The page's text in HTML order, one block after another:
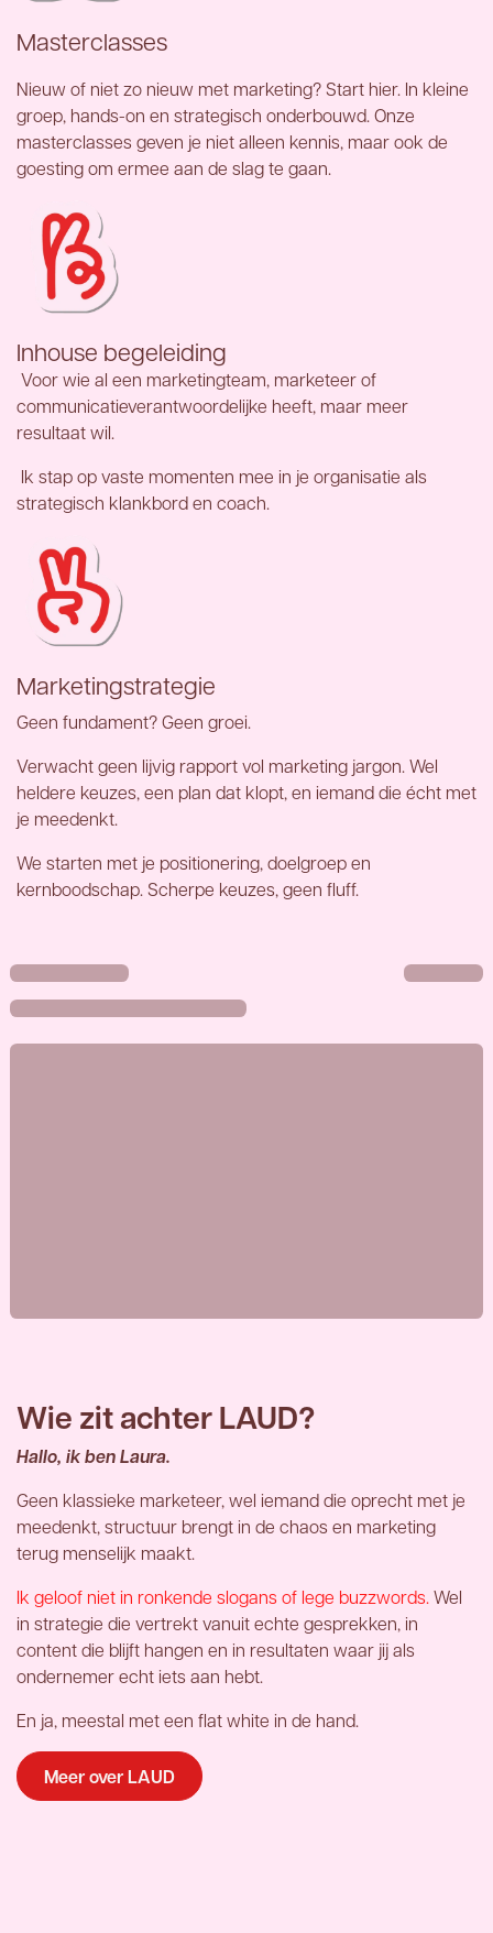
Masterclasses
Nieuw of niet zo nieuw met marketing? Start hier. In kleine
groep, hands-on en strategisch onderbouwd. Onze
masterclasses geven je niet alleen kennis, maar ook de
goesting om ermee aan de slag te gaan.
Inhouse begeleiding
Voor wie al een marketingteam, marketeer of
communicatieverantwoordelijke heeft, maar meer
resultaat wil.
Ik stap op vaste momenten mee in je organisatie als
strategisch klankbord en coach.
Marketingstrategie
Geen fundament? Geen groei.
Verwacht geen lijvig rapport vol marketing jargon. Wel
heldere keuzes, een plan dat klopt, en iemand die écht met
je meedenkt.
We starten met je positionering, doelgroep en
kernboodschap. Scherpe keuzes, geen fluff.
Wie zit achter LAUD?
Hallo, ik ben Laura.
Geen klassieke marketeer, wel iemand die oprecht met je
meedenkt, structuur brengt in de chaos en marketing
terug menselijk maakt.
Ik geloof niet in ronkende slogans of lege buzzwords. Wel
in strategie die vertrekt vanuit echte gesprekken, in
content die blijft hangen en in resultaten waar jij als
ondernemer echt iets aan hebt.
En ja, meestal met een flat white in de hand.
Meer over LAUD